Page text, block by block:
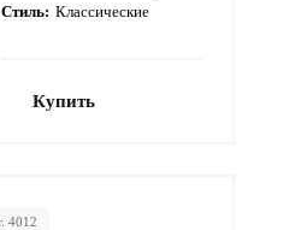
Стиль: Классические
Купить
4012